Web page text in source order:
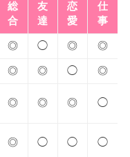
総
合
友
達
恋
愛
仕
事
◎ ◯ ◎ ◎
◎ ◎ ◯ ◎
◎ ◎ ◎ ◯
◎ ◯ ◯ ◯